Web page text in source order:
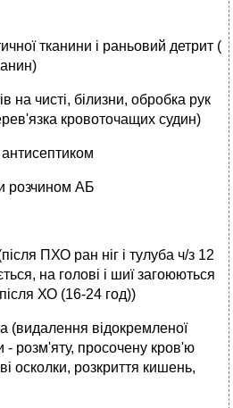
тканини і раньовий детрит (
на чисті, білизни, обробка рук
кровоточащих судин)
розчином АБ
ПХО ран ніг і тулуба ч/з 12
на голові і шиї загоюються
ХО (16-24 год))
(видалення відокремленої
- розм'яту, просочену кров'ю
осколки, розкриття кишень,